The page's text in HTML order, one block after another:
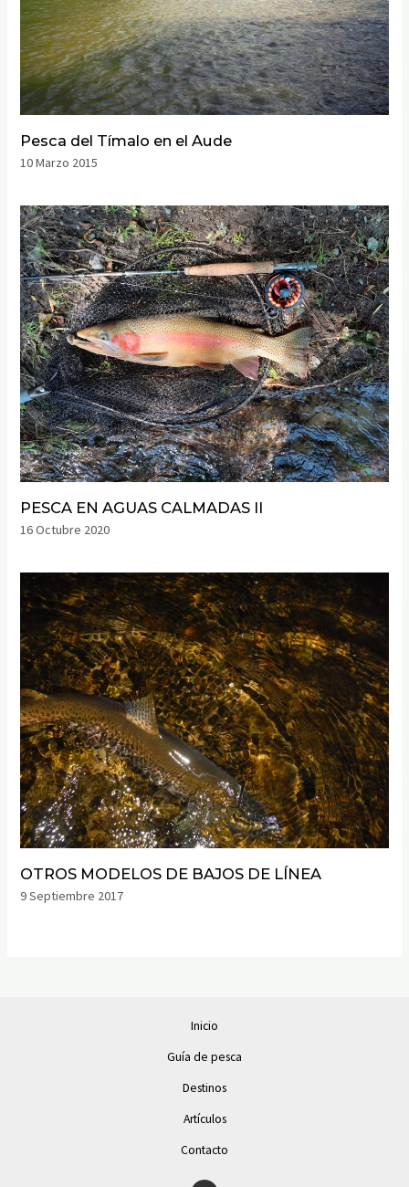
Pesca del Tímalo en el Aude
10 Marzo 2015
PESCA EN AGUAS CALMADAS II
16 Octubre 2020
OTROS MODELOS DE BAJOS DE LÍNEA
9 Septiembre 2017
Inicio
Guía de pesca
Destinos
Artículos
Contacto